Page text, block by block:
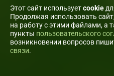
Этот сайт используетcookie
Продолжая использовать
на работу с этими файлами, а
пункты пользовательского
возникновении вопросов
связи.